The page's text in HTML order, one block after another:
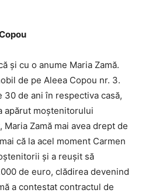
şi cu o anume Maria Zamă.
de pe Aleea Copou nr. 3.
30 de ani în respectiva casă,
apărut moştenitorului
Zamă mai avea drept de
că la acel moment Carmen
şi a reuşit să
de euro, clădirea devenind
a contestat contractul de